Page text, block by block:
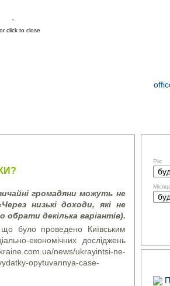
click to close
громадяни можуть не
низькі доходи, які не
декілька варіантів).
що було проведено Київським
економічних досліджень
news/ukrayintsi-ne-
opytuvannya-case-
Рік: